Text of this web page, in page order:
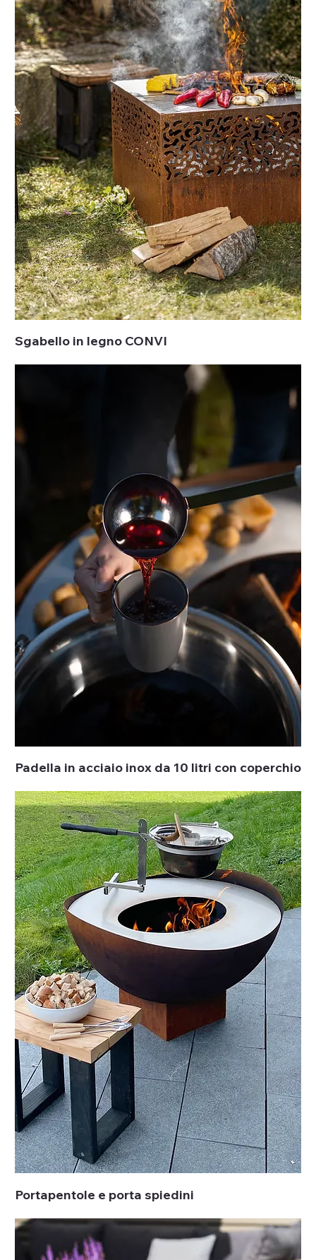
Sgabello in legno CONVI
Padella in acciaio inox da 10 litri con coperchio
Portapentole e porta spiedini